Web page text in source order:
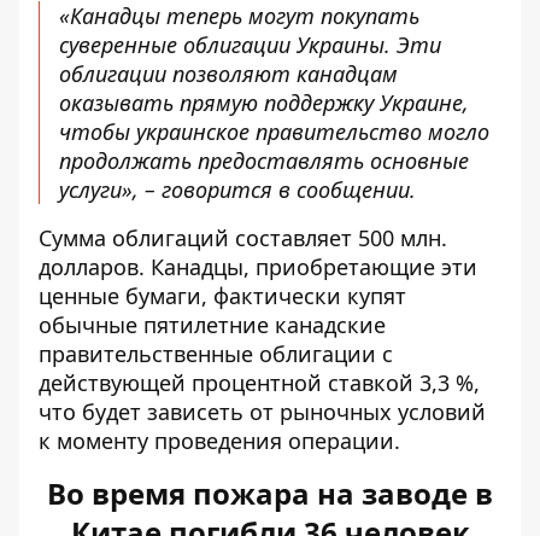
«Канадцы теперь могут покупать
суверенные облигации Украины. Эти
облигации позволяют канадцам
оказывать прямую поддержку Украине,
чтобы украинское правительство могло
продолжать предоставлять основные
услуги», – говорится в сообщении.
Сумма облигаций составляет 500 млн.
долларов. Канадцы, приобретающие эти
ценные бумаги, фактически купят
обычные пятилетние канадские
правительственные облигации с
действующей процентной ставкой 3,3 %,
что будет зависеть от рыночных условий
к моменту проведения операции.
Во время пожара на заводе в